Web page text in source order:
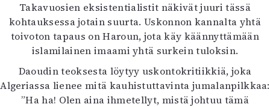
Takavuosien eksistentialistit näkivät juuri tässä
kohtauksessa jotain suurta. Uskonnon kannalta yhtä
toivoton tapaus on Haroun, jota käy käännyttämään
islamilainen imaami yhtä surkein tuloksin.
Daoudin teoksesta löytyy uskontokritiikkiä, joka
Algeriassa lienee mitä kauhistuttavinta jumalanpilkkaa:
”Ha ha! Olen aina ihmetellyt, mistä johtuu tämä